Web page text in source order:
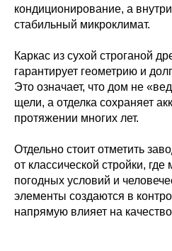
кондиционирование, а
стабильный микроклимат.
Каркас из сухой строганой
гарантирует геометрию и
Это означает, что дом не
щели, а отделка сохраняет
протяжении многих лет.
Отдельно стоит отметить
от классической стройки, где
погодных условий и
элементы создаются в
напрямую влияет на качество